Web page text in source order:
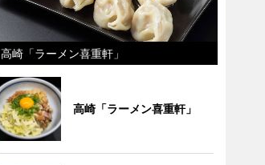
高崎「ラーメン喜重軒」
高崎「ラーメン喜重軒」